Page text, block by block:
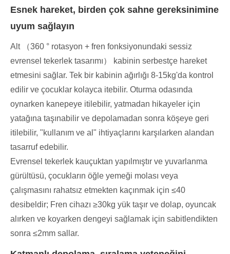
Esnek hareket, birden çok sahne gereksinimine
uyum sağlayın
Alt （360 ° rotasyon + fren fonksiyonundaki sessiz
evrensel tekerlek tasarımı） kabinin serbestçe hareket
etmesini sağlar. Tek bir kabinin ağırlığı 8-15kg'da kontrol
edilir ve çocuklar kolayca itebilir. Oturma odasında
oynarken kanepeye itilebilir, yatmadan hikayeler için
yatağına taşınabilir ve depolamadan sonra köşeye geri
itilebilir, "kullanım ve al" ihtiyaçlarını karşılarken alandan
tasarruf edebilir.
Evrensel tekerlek kauçuktan yapılmıştır ve yuvarlanma
gürültüsü, çocukların öğle yemeği molası veya
çalışmasını rahatsız etmekten kaçınmak için ≤40
desibeldir; Fren cihazı ≥30kg yük taşır ve dolap, oyuncak
alırken ve koyarken dengeyi sağlamak için sabitlendikten
sonra ≤2mm sallar.